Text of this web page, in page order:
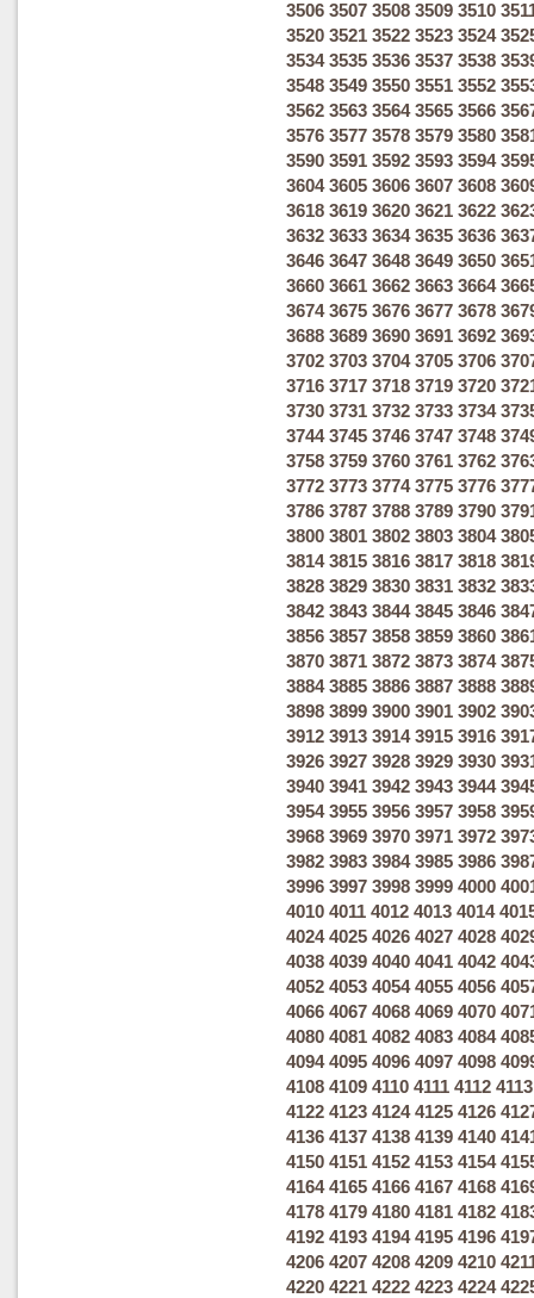
3506 3507 3508 3509 3510
3520 3521 3522 3523 3524
3534 3535 3536 3537 3538
3548 3549 3550 3551 3552
3562 3563 3564 3565 3566
3576 3577 3578 3579 3580
3590 3591 3592 3593 3594
3604 3605 3606 3607 3608
3618 3619 3620 3621 3622
3632 3633 3634 3635 3636
3646 3647 3648 3649 3650
3660 3661 3662 3663 3664
3674 3675 3676 3677 3678
3688 3689 3690 3691 3692
3702 3703 3704 3705 3706
3716 3717 3718 3719 3720
3730 3731 3732 3733 3734
3744 3745 3746 3747 3748
3758 3759 3760 3761 3762
3772 3773 3774 3775 3776
3786 3787 3788 3789 3790
3800 3801 3802 3803 3804
3814 3815 3816 3817 3818
3828 3829 3830 3831 3832
3842 3843 3844 3845 3846
3856 3857 3858 3859 3860
3870 3871 3872 3873 3874
3884 3885 3886 3887 3888
3898 3899 3900 3901 3902
3912 3913 3914 3915 3916
3926 3927 3928 3929 3930
3940 3941 3942 3943 3944
3954 3955 3956 3957 3958
3968 3969 3970 3971 3972
3982 3983 3984 3985 3986
3996 3997 3998 3999 4000
4010 4011 4012 4013 4014
4024 4025 4026 4027 4028
4038 4039 4040 4041 4042
4052 4053 4054 4055 4056
4066 4067 4068 4069 4070
4080 4081 4082 4083 4084
4094 4095 4096 4097 4098
4108 4109 4110 4111 4112 4113
4122 4123 4124 4125 4126
4136 4137 4138 4139 4140
4150 4151 4152 4153 4154
4164 4165 4166 4167 4168
4178 4179 4180 4181 4182
4192 4193 4194 4195 4196
4206 4207 4208 4209 4210
4220 4221 4222 4223 4224